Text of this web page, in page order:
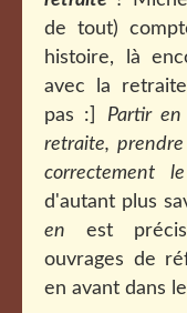
de tout)
histoire, là
avec la
pas :] Partir
retraite,
correctement
d'autant plus
en est
ouvrages de
en avant dans